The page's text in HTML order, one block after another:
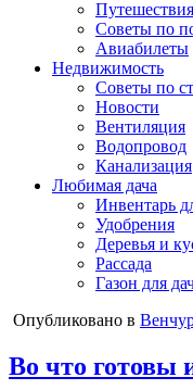
Путешествия
Советы по
Авиабилеты
Недвижимость
Советы по
Новости
Вентиляция
Водопровод
Канализация
Любимая дача
Инвентарь
Удобрения
Деревья и
Рассада
Газон для
Опубликовано в
Во что готовы